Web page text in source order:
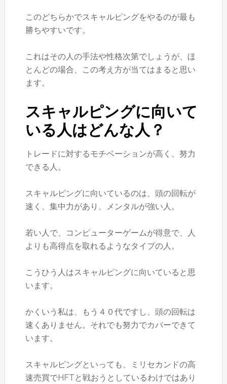
このどちらかでスキャルピングをやるのが最も
勝ちやすいです。
これはその人の手法や性格次第でしょうが、ほ
とんどの場合、この考え方が当てはまると思い
ます。
スキャルピングに向いて
いる人はどんな人？
トレードに対するモチベーションが高く、努力
できる人。
スキャルピングに向いているのは、頭の回転が
速く、集中力があり、メンタルが強い人。
若い人で、コンピューターゲームが得意で、人
よりも高得点を取れるようなタイプの人。
こうひう人はスキャルピングに向いていると思
います。
かくいう私は、もう４０代ですし、頭の回転は
速くありません。それでも努力でカバーできて
います。
スキャルピングといっても、ミリセカンドの高
速売買でHFTと戦おうとしているわけではあり